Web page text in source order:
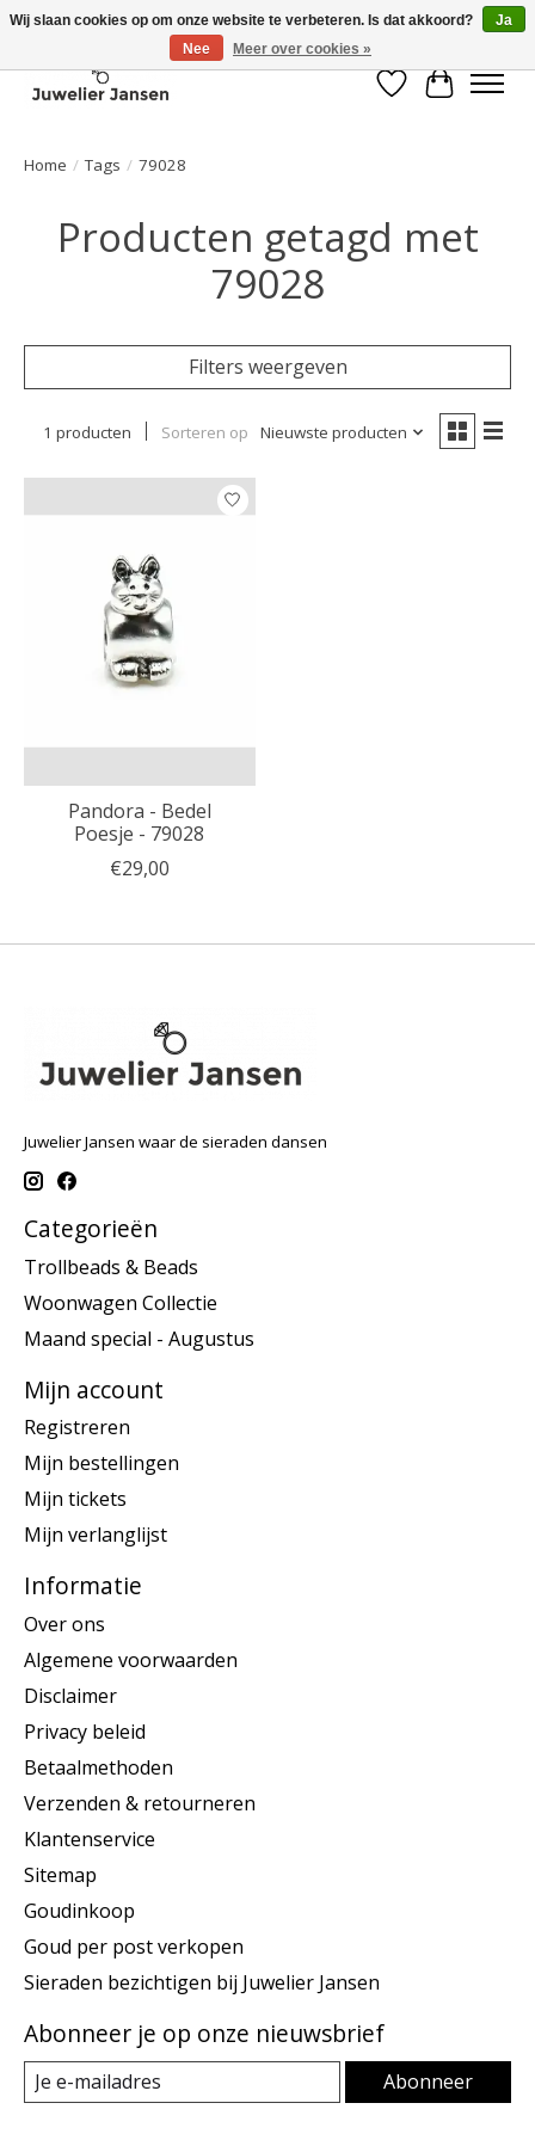
Verlanglijst
Home / Tags / 79028
Producten getagd met
79028
Filters weergeven
1 producten Sorteren op Nieuwste producten
Pandora - Bedel
Poesje - 79028
€29,00
Juwelier Jansen waar de sieraden dansen
Categorieën
Trollbeads & Beads
Woonwagen Collectie
Maand special - Augustus
Mijn account
Registreren
Mijn bestellingen
Mijn tickets
Mijn verlanglijst
Informatie
Over ons
Algemene voorwaarden
Disclaimer
Privacy beleid
Betaalmethoden
Verzenden & retourneren
Klantenservice
Sitemap
Goudinkoop
Goud per post verkopen
Sieraden bezichtigen bij Juwelier Jansen
Abonneer je op onze nieuwsbrief
Abonneer
Wij slaan cookies op om onze website te verbeteren. Is dat akkoord?
Ja
Nee
Meer over cookies »